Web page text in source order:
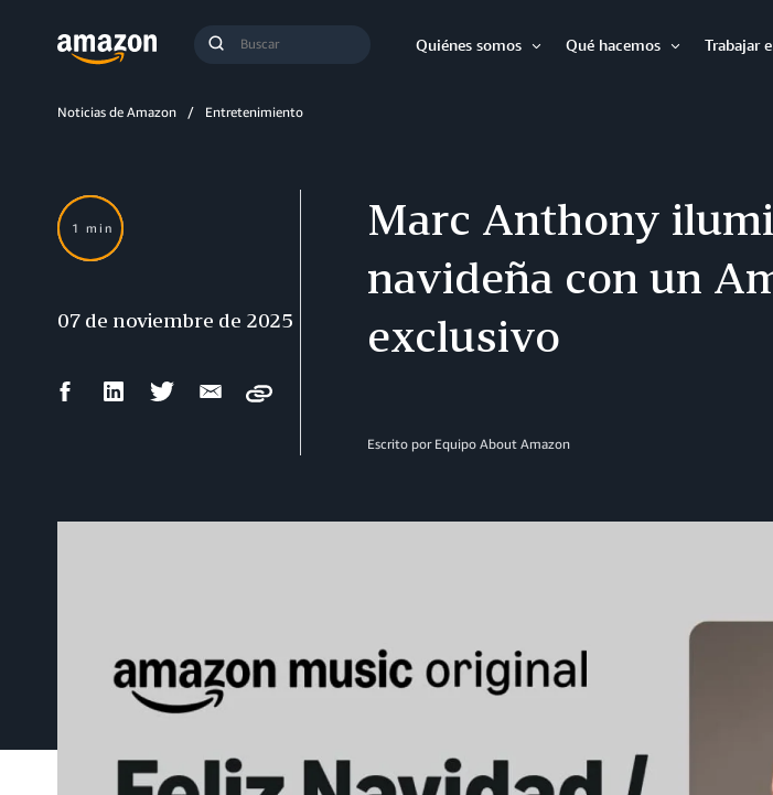
Enviar
Quiénes somos
Qué hacemos
Trabajar
Noticias de Amazon Entretenimiento
Marc Anthony
navideña con un
exclusivo
Escrito por Equipo About Amazon
1 min
07 de noviembre de 2025
CompartirCompartirCompartirCompartir
electrónico
Copy